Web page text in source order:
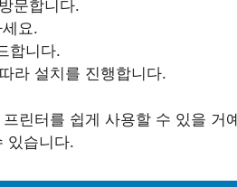
문합니다.
요.
합니다.
라 설치를 진행합니다.
린터를 쉽게 사용할 수 있을 거
있습니다.